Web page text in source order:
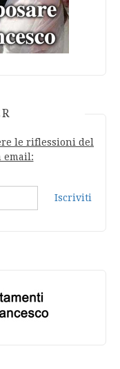
le riflessioni del
email:
Iscriviti